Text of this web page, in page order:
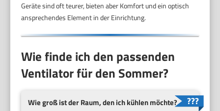
Geräte sind oft teurer, bieten aber Komfort und ein optisch
ansprechendes Element in der Einrichtung.
Wie finde ich den passenden
Ventilator für den Sommer?
Wie groß ist der Raum, den ich kühlen möchte?